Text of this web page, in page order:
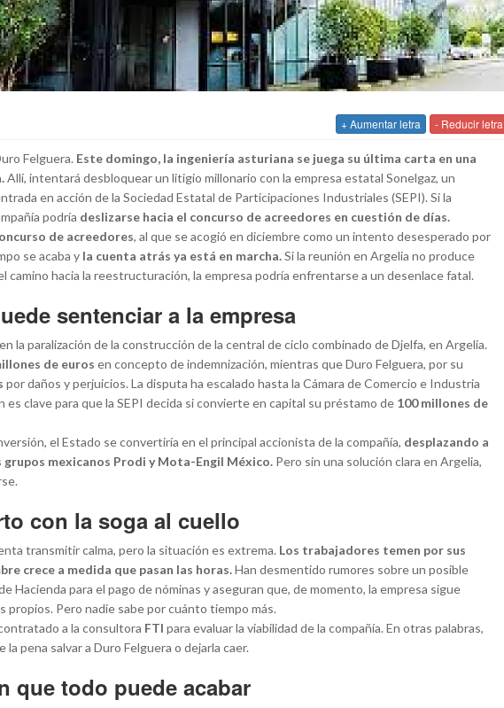
+ Aumentar letra - Reducir letra
Felguera. Este domingo, la ingeniería asturiana se juega su última carta en una
Allí, intentará desbloquear un litigio millonario con la empresa estatal Sonelgaz, un
en acción de la Sociedad Estatal de Participaciones Industriales (SEPI). Si la
podría deslizarse hacia el concurso de acreedores en cuestión de días.
de acreedores, al que se acogió en diciembre como un intento desesperado por
se acaba y la cuenta atrás ya está en marcha.Si la reunión en Argelia no produce
camino hacia la reestructuración, la empresa podría enfrentarse a un desenlace fatal.
sentenciar a la empresa
la paralización de la construcción de la central de ciclo combinado de Djelfa, en Argelia.
de euros en concepto de indemnización, mientras que Duro Felguera, por su
por daños y perjuicios. La disputa ha escalado hasta la Cámara de Comercio e Industria
es clave para que la SEPI decida si convierte en capital su préstamo de 100 millones de
el Estado se convertiría en el principal accionista de la compañía, desplazando a
grupos mexicanos Prodi y Mota-Engil México. Pero sin una solución clara en Argelia,
con la soga al cuello
transmitir calma, pero la situación es extrema. Los trabajadores temen por sus
crece a medida que pasan las horas.Han desmentido rumores sobre un posible
Hacienda para el pago de nóminas y aseguran que, de momento, la empresa sigue
propios. Pero nadie sabe por cuánto tiempo más.
a la consultora FTI para evaluar la viabilidad de la compañía. En otras palabras,
pena salvar a Duro Felguera o dejarla caer.
que todo puede acabar